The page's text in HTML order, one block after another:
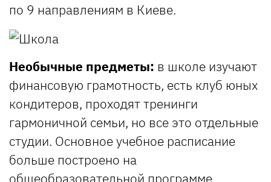
по 9 направлениям в Киеве.
Необычные предметы: в школе изучают
финансовую грамотность, есть клуб юных
кондитеров, проходят тренинги
гармоничной семьи, но все это отдельные
студии. Основное учебное расписание
больше построено на
общеобразовательной программе.